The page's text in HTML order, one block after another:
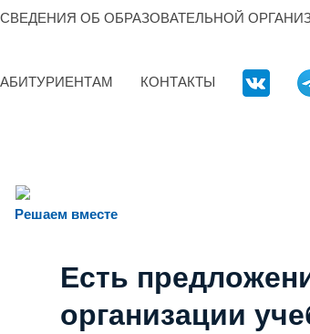
СВЕДЕНИЯ ОБ ОБРАЗОВАТЕЛЬНОЙ
АБИТУРИЕНТАМ КОНТАКТЫ
Решаем вместе
Есть
организации